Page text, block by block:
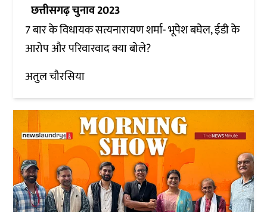
छत्तीसगढ़ चुनाव 2023
7 बार के विधायक सत्यनारायण शर्मा- भूपेश बघेल, ईडी के
आरोप और परिवारवाद क्या बोले?
अतुल चौरसिया